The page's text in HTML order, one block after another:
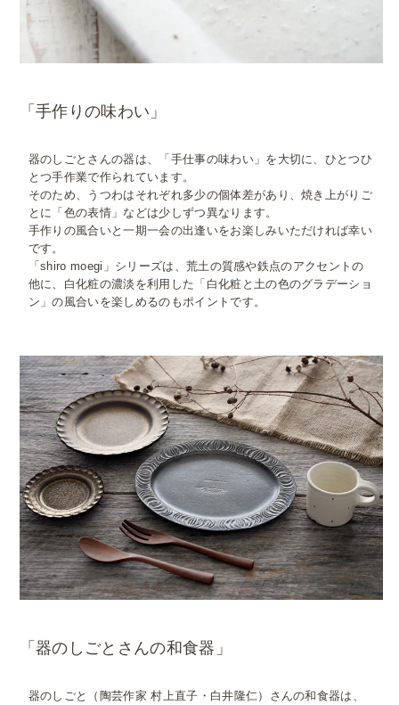
「手作りの味わい」
器のしごとさんの器は、「手仕事の味わい」を大切に、ひとつひ
とつ手作業で作られています。
そのため、うつわはそれぞれ多少の個体差があり、焼き上がりご
とに「色の表情」などは少しずつ異なります。
手作りの風合いと一期一会の出逢いをお楽しみいただければ幸い
です。
「shiro moegi」シリーズは、荒土の質感や鉄点のアクセントの
他に、白化粧の濃淡を利用した「白化粧と土の色のグラデーショ
ン」の風合いを楽しめるのもポイントです。
「器のしごとさんの和食器」
器のしごと（陶芸作家 村上直子・白井隆仁）さんの和食器は、